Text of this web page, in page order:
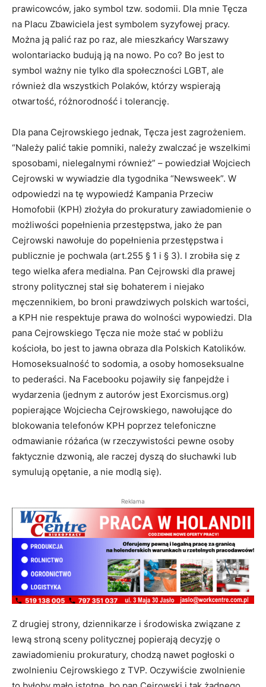
prawicowców, jako symbol tzw. sodomii. Dla mnie Tęcza
na Placu Zbawiciela jest symbolem syzyfowej pracy.
Można ją palić raz po raz, ale mieszkańcy Warszawy
wolontariacko budują ją na nowo. Po co? Bo jest to
symbol ważny nie tylko dla społeczności LGBT, ale
również dla wszystkich Polaków, którzy wspierają
otwartość, różnorodność i tolerancję.
Dla pana Cejrowskiego jednak, Tęcza jest zagrożeniem.
“Należy palić takie pomniki, należy zwalczać je wszelkimi
sposobami, nielegalnymi również” – powiedział Wojciech
Cejrowski w wywiadzie dla tygodnika “Newsweek”. W
odpowiedzi na tę wypowiedź Kampania Przeciw
Homofobii (KPH) złożyła do prokuratury zawiadomienie o
możliwości popełnienia przestępstwa, jako że pan
Cejrowski nawołuje do popełnienia przestępstwa i
publicznie je pochwala (art.255 § 1 i § 3). I zrobiła się z
tego wielka afera medialna. Pan Cejrowski dla prawej
strony politycznej stał się bohaterem i niejako
męczennikiem, bo broni prawdziwych polskich wartości,
a KPH nie respektuje prawa do wolności wypowiedzi. Dla
pana Cejrowskiego Tęcza nie może stać w pobliżu
kościoła, bo jest to jawna obraza dla Polskich Katolików.
Homoseksualność to sodomia, a osoby homoseksualne
to pederaści. Na Facebooku pojawiły się fanpejdże i
wydarzenia (jednym z autorów jest Exorcismus.org)
popierające Wojciecha Cejrowskiego, nawołujące do
blokowania telefonów KPH poprzez telefoniczne
odmawianie różańca (w rzeczywistości pewne osoby
faktycznie dzwonią, ale raczej dyszą do słuchawki lub
symulują opętanie, a nie modlą się).
Reklama
Z drugiej strony, dziennikarze i środowiska związane z
lewą stroną sceny politycznej popierają decyzję o
zawiadomieniu prokuratury, chodzą nawet pogłoski o
zwolnieniu Cejrowskiego z TVP. Oczywiście zwolnienie